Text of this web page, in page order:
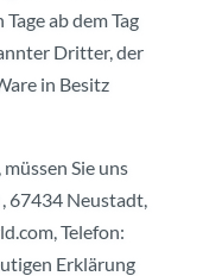
ab dem Tag
Dritter, der
in Besitz
Sie uns
67434 Neustadt,
Telefon:
Erklärung